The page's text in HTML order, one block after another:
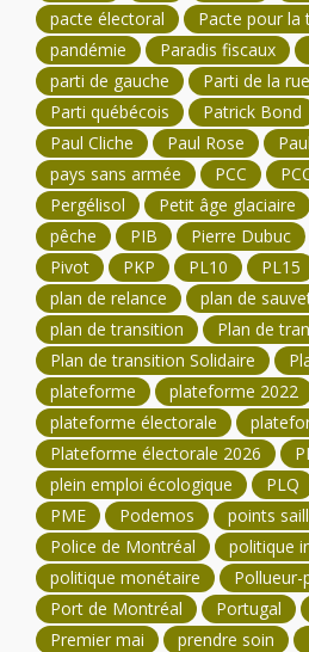
pacte électoral
Pacte pour la
pandémie
Paradis fiscaux
parti de gauche
Parti de la rue
Parti québécois
Patrick Bond
Paul Cliche
Paul Rose
pays sans armée
PCC
Pergélisol
Petit âge glaciaire
pêche
PIB Pierre Dubuc
Pivot
PKP PL10 PL15
plan de relance
plan de
plan de transition
Plan de
Plan de transition Solidaire
plateforme
plateforme 2022
plateforme électorale
Plateforme électorale 2026
plein emploi écologique
PLQ
PME
Podemos points
Police de Montréal
politique
politique monétaire
Pollueur-
Port de Montréal
Portugal
Premier mai
prendre soin